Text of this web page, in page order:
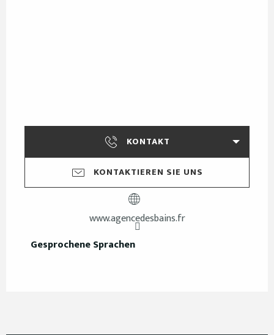
KONTAKT
KONTAKTIEREN SIE UNS
www.agencedesbains.fr
Gesprochene Sprachen
Gesprochene Sprachen